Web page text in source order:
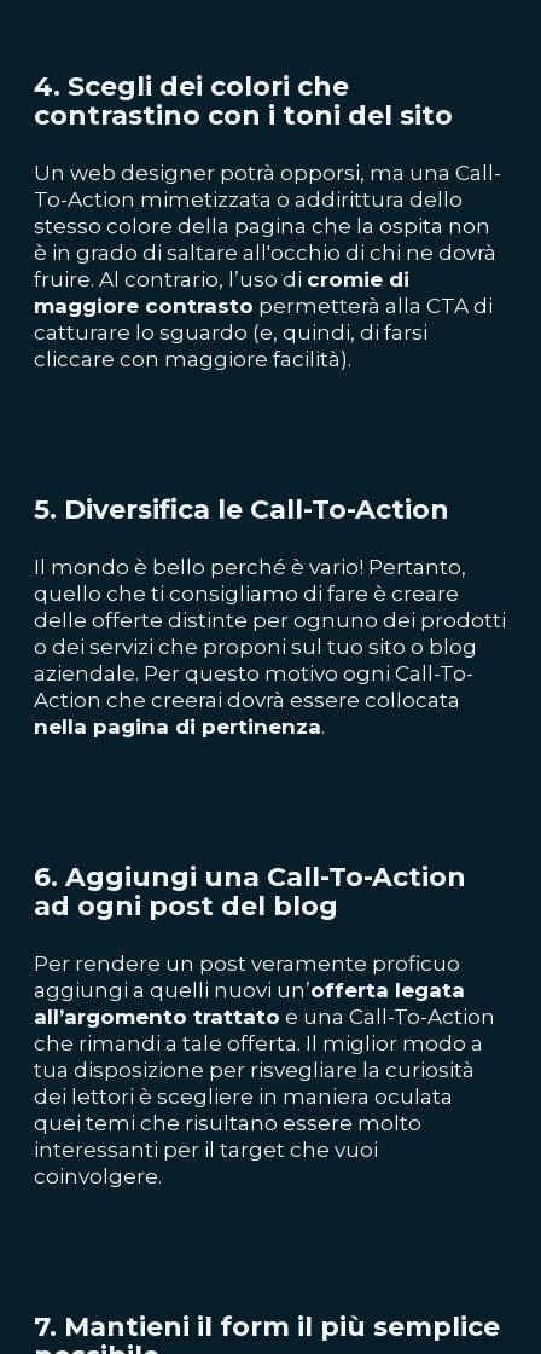
4. Scegli dei colori che
contrastino con i toni del sito
Un web designer potrà opporsi, ma una Call-
To-Action mimetizzata o addirittura dello
stesso colore della pagina che la ospita non
è in grado di saltare all'occhio di chi ne dovrà
fruire. Al contrario, l’uso di cromie di
maggiore contrasto permetterà alla CTA di
catturare lo sguardo (e, quindi, di farsi
cliccare con maggiore facilità).
5. Diversifica le Call-To-Action
Il mondo è bello perché è vario! Pertanto,
quello che ti consigliamo di fare è creare
delle offerte distinte per ognuno dei prodotti
o dei servizi che proponi sul tuo sito o blog
aziendale. Per questo motivo ogni Call-To-
Action che creerai dovrà essere collocata
nella pagina di pertinenza.
6. Aggiungi una Call-To-Action
ad ogni post del blog
Per rendere un post veramente proficuo
aggiungi a quelli nuovi un’offerta legata
all’argomento trattato e una Call-To-Action
che rimandi a tale offerta. Il miglior modo a
tua disposizione per risvegliare la curiosità
dei lettori è scegliere in maniera oculata
quei temi che risultano essere molto
interessanti per il target che vuoi
coinvolgere.
7. Mantieni il form il più semplice